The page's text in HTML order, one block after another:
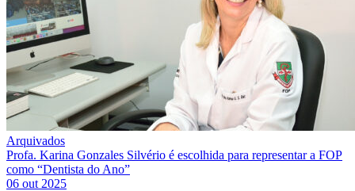
Arquivados
Profa. Karina Gonzales Silvério é escolhida para representar a FOP
como “Dentista do Ano”
06 out 2025